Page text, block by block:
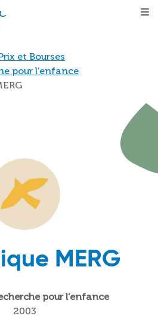
et Bourses
pour l’enfance
MERG
pour l’enfance
2003